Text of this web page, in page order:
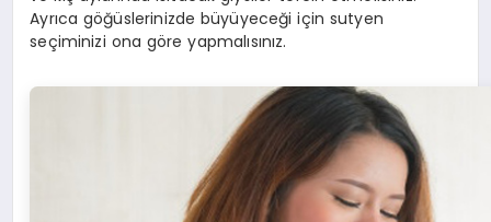
Ayrıca göğüslerinizde büyüyeceği için sutyen
seçiminizi ona göre yapmalısınız.